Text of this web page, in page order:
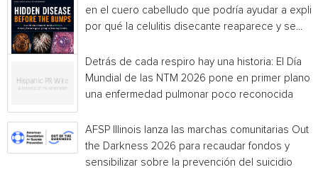
en el cuero cabelludo que podría ayudar a
por qué la celulitis disecante reaparece y se...
Detrás de cada respiro hay una historia: El Día
Mundial de las NTM 2026 pone en primer plano
una enfermedad pulmonar poco reconocida
AFSP Illinois lanza las marchas comunitarias Out
the Darkness 2026 para recaudar fondos y
sensibilizar sobre la prevención del suicidio